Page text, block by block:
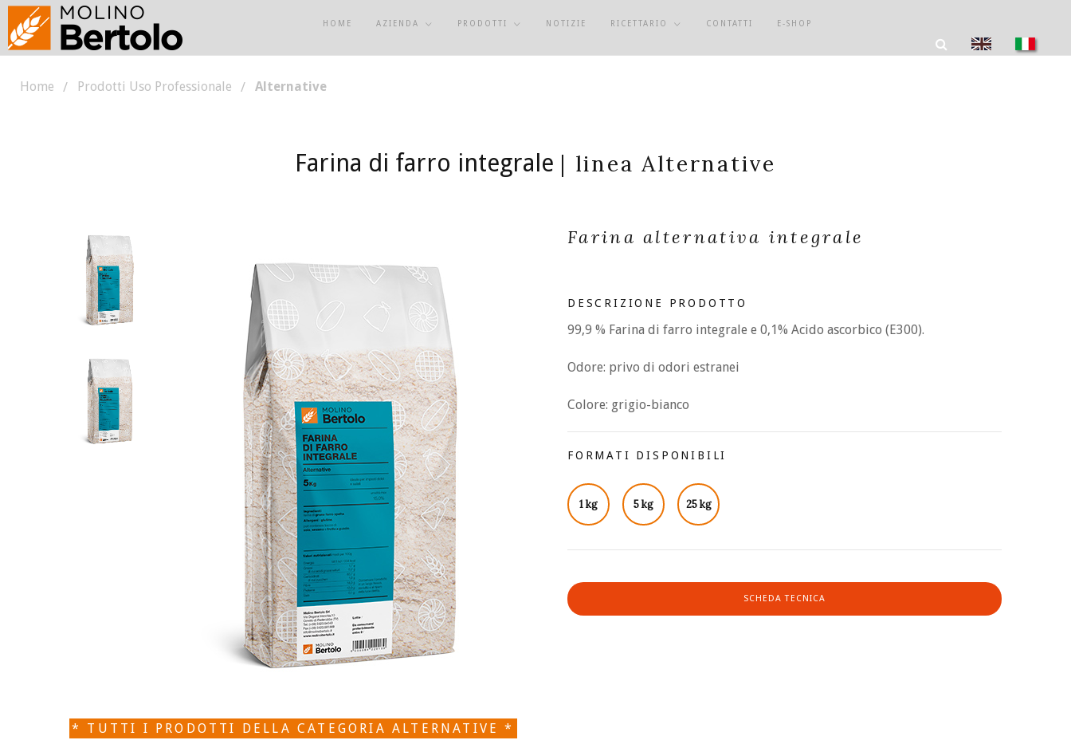
HOME AZIENDA PRODOTTI NOTIZIE RICETTARIO CONTATTI E-SHOP
Home Prodotti Uso Professionale Alternative
Farina di farro integrale | linea Alternative
Farina alternativa integrale
DESCRIZIONE PRODOTTO
99,9 % Farina di farro integrale e 0,1% Acido ascorbico (E300).
Odore: privo di odori estranei
Colore: grigio-bianco
FORMATI DISPONIBILI
1 kg 5 kg 25 kg
SCHEDA TECNICA
* TUTTI I PRODOTTI DELLA CATEGORIA ALTERNATIVE *